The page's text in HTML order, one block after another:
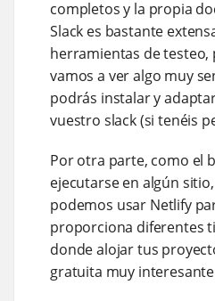
completos y la propia
Slack es bastante
herramientas de testeo,
vamos a ver algo muy
podrás instalar y
vuestro slack (si tenéis
Por otra parte, como el
ejecutarse en algún
podemos usar Netlify
proporciona diferentes
donde alojar tus
gratuita muy